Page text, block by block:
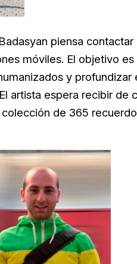
piensa contactar
móviles. El objetivo
y profundizar
artista espera recibir de
de 365